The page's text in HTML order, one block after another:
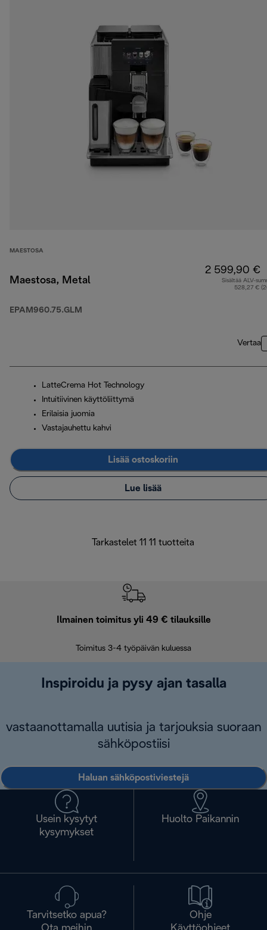
MAESTOSA
Maestosa, Metal
EPAM960.75.GLM
2 599,90 €
Sisältää ALV-
528,27 €
Vertaa
LatteCrema Hot Technology
Intuitiivinen käyttöliittymä
Erilaisia juomia
Vastajauhettu kahvi
Lisää ostoskoriin
Lue lisää
Tarkastelet 11 11 tuotteita
Ilmainen toimitus yli 49 € tilauksille
Toimitus 3-4 työpäivän kuluessa
Inspiroidu ja pysy ajan tasalla
vastaanottamalla uutisia ja tarjouksia suoraan
sähköpostiisi
Haluan sähköpostiviestejä
Usein kysytyt
kysymykset
Huolto Paikannin
Tarvitsetko apua?
Ohje